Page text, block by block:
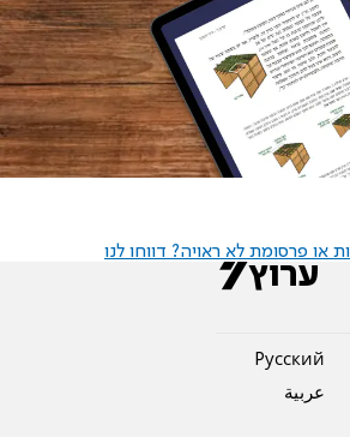
או פרסומת לא ראויה? דווחו לנו
Pусский
عربية